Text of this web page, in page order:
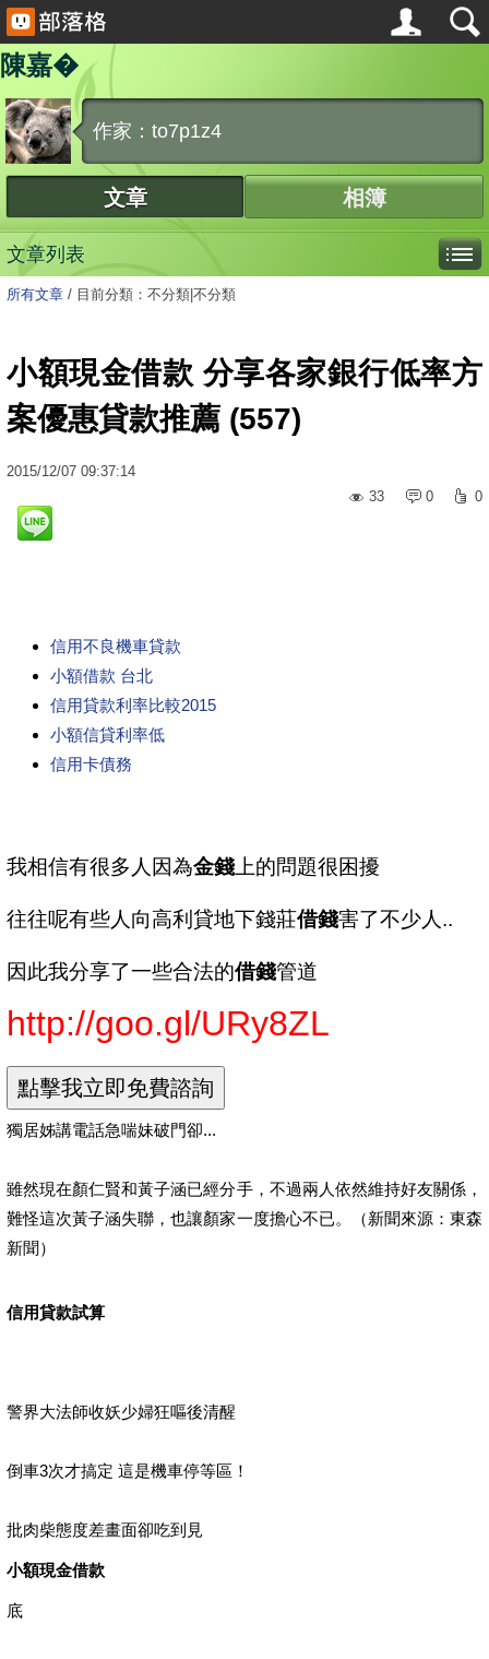
陳嘉�
作家：to7p1z4
文章 相簿
文章列表
所有文章 / 目前分類：不分類|不分類
小額現金借款 分享各家銀行低率方
案優惠貸款推薦 (557)
2015/12/07 09:37:14
33
0 0
信用不良機車貸款
小額借款 台北
信用貸款利率比較2015
小額信貸利率低
信用卡債務
我相信有很多人因為金錢 上的問題很困擾
往往呢有些人向高利貸地下錢莊借錢害了不少人..
因此我分享了一些合法的借錢管道
http://goo.gl/URy8ZL
獨居姊講電話急喘妹破門卻...
雖然現在顏仁賢和黃子涵已經分手，不過兩人依然維持好友關係，
難怪這次黃子涵失聯，也讓顏家一度擔心不已。（新聞來源：東森
新聞）
信用貸款試算
警界大法師收妖少婦狂嘔後清醒
倒車3次才搞定 這是機車停等區！
批肉柴態度差畫面卻吃到見
小額現金借款
底